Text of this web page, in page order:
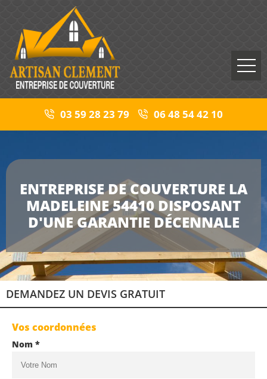
03 59 28 23 79 06 48 54 42 10
ENTREPRISE DE COUVERTURE LA
MADELEINE 54410 DISPOSANT
D'UNE GARANTIE DÉCENNALE
DEMANDEZ UN DEVIS GRATUIT
Vos coordonnées
Nom *